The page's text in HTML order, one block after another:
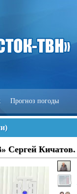
Прогноз погоды
)
Сергей Кичатов.